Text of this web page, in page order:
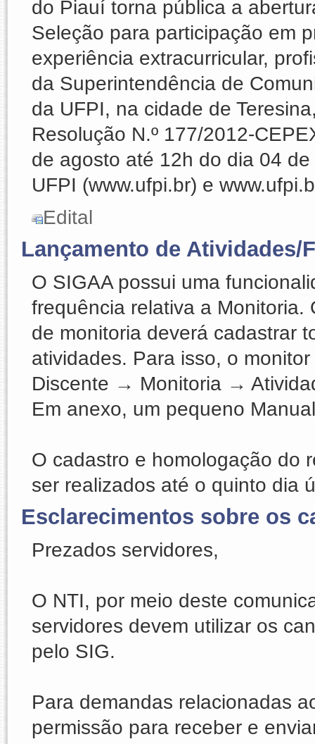
do Piauí torna pública a
Seleção para participação em
experiência extracurricular,
da Superintendência de
da UFPI, na cidade de
Resolução N.º 177/2012-
de agosto até 12h do dia 04
UFPI (www.ufpi.br) e
Edital
Lançamento de Atividades/
O SIGAA possui uma
frequência relativa a
de monitoria deverá cadastrar
atividades. Para isso, o
Discente → Monitoria →
Em anexo, um pequeno
O cadastro e homologação do
ser realizados até o quinto dia
Esclarecimentos sobre os
Prezados servidores,
O NTI, por meio deste
servidores devem utilizar os
pelo SIG.
Para demandas relacionadas
permissão para receber e